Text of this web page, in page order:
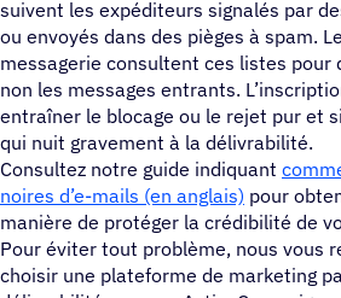
suivent les expéditeurs signalés par
ou envoyés dans des pièges à spam.
messagerie consultent ces listes pour
non les messages entrants.
entraîner le blocage ou le rejet pur et
qui nuit gravement à la délivrabilité.
Consultez notre guide indiquant
noires d’e-mails (en anglais) pour
manière de protéger la crédibilité de
Pour éviter tout problème, nous vous
choisir une plateforme de marketing